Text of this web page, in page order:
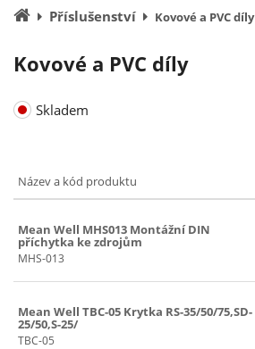
ÚvodníPříslušenství Kovové a PVC díly
Kovové a PVC díly
Skladem
Název a kód produktu
Mean Well MHS013 Montážní DIN
příchytka ke zdrojům
MHS-013
Mean Well TBC-05 Krytka RS-35/50/75,SD-
25/50,S-25/
TBC-05